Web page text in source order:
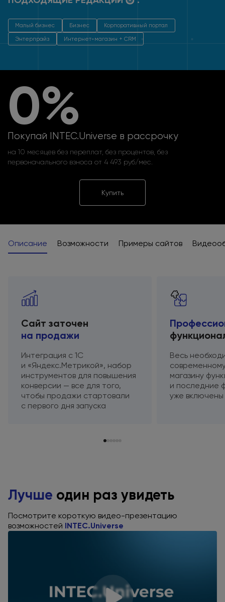
Малый бизнес Бизнес Корпоративный портал
Энтерпрайз Интернет-магазин + CRM
0%
Покупай INTEC.Universe в рассрочку
на 10 месяцев без переплат, без процентов, без
первоначального взноса от 4 493 руб/мес.
Купить
Описание Возможности Примеры сайтов
Сайт заточен
на продажи
Интеграция с 1С
и «Яндекс.Метрикой», набор
инструментов для повышения
конверсии — все для того,
чтобы продажи стартовали
с первого дня запуска
Весь
магазину
и последние
уже включены
Лучше один раз увидеть
Посмотрите короткую видео-презентацию
возможностей INTEC.Universe